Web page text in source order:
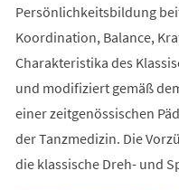
Persönlichkeitsbildung
Koordination, Balance,
Charakteristika des
und modifiziert gemäß
einer zeitgenössischen
der Tanzmedizin. Die
die klassische Dreh- und